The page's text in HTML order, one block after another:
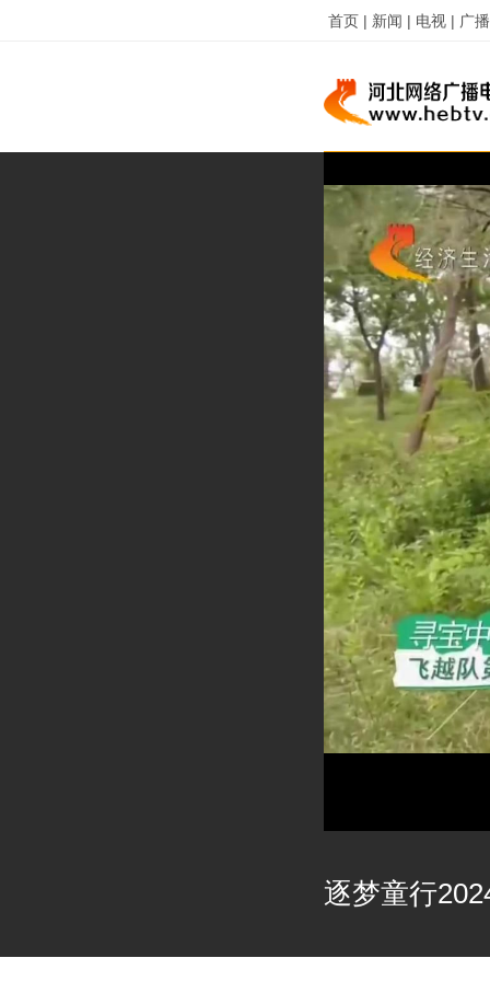
首页 | 新闻 | 电视 | 广
逐梦童行